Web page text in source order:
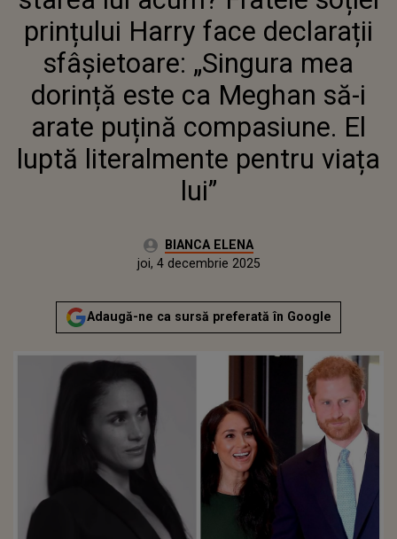
MEGHAN SĂ-I ARATE PUȚINĂ
COMPASIUNE. EL LUPTĂ
LITERALMENTE PENTRU VIAȚA
LUI”
prințului Harry face declarații
sfâșietoare: „Singura mea
dorință este ca Meghan să-i
arate puțină compasiune. El
luptă literalmente pentru viața
lui”
Autor:BIANCA ELENA
Actualizat:
joi, 4 decembrie 2025
Adaugă-ne ca sursă preferată în Google